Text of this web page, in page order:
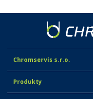
Chromservis s.r.o.
Produkty